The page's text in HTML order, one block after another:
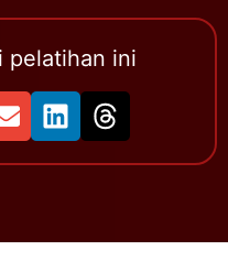
pelatihan ini